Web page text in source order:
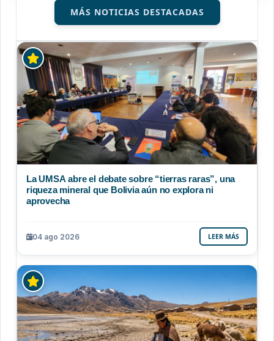
MÁS NOTICIAS DESTACADAS
La UMSA abre el debate sobre “tierras raras”, una
riqueza mineral que Bolivia aún no explora ni
aprovecha
04 ago 2026 LEER MÁS